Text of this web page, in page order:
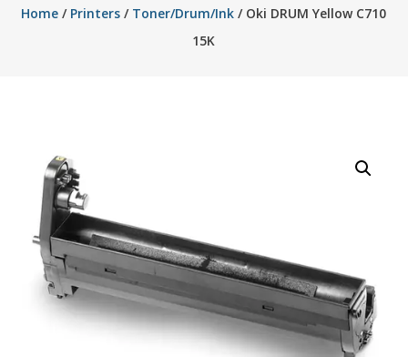
Home / Printers / Toner/Drum/Ink / Oki DRUM Yellow C710
15K